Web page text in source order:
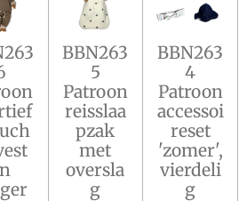
BBN263
5
Patroon
reisslaa
pzak
met
oversla
g
BBN263
4
Patroon
accessoi
reset
'zomer',
vierdeli
g